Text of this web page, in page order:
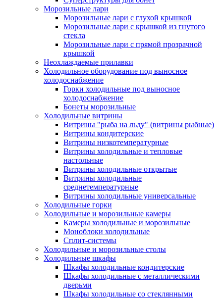
Морозильные лари
Морозильные лари с глухой крышкой
Морозильные лари с крышкой из гнутого
стекла
Морозильные лари с прямой прозрачной
крышкой
Неохлаждаемые прилавки
Холодильное оборудование под выносное
холодоснабжение
Горки холодильные под выносное
холодоснабжение
Бонеты морозильные
Холодильные витрины
Витрины "рыба на льду" (витрины рыбные)
Витрины кондитерские
Витрины низкотемпературные
Витрины холодильные и тепловые
настольные
Витрины холодильные открытые
Витрины холодильные
среднетемпературные
Витрины холодильные универсальные
Холодильные горки
Холодильные и морозильные камеры
Камеры холодильные и морозильные
Моноблоки холодильные
Сплит-системы
Холодильные и морозильные столы
Холодильные шкафы
Шкафы холодильные кондитерские
Шкафы холодильные с металлическими
дверьми
Шкафы холодильные со стеклянными